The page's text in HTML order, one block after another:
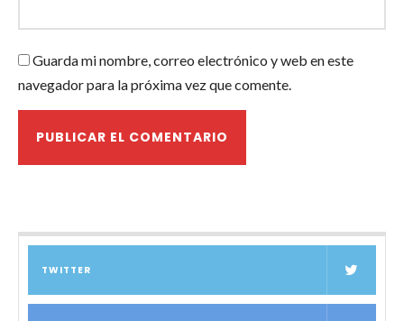
Guarda mi nombre, correo electrónico y web en este
navegador para la próxima vez que comente.
TWITTER